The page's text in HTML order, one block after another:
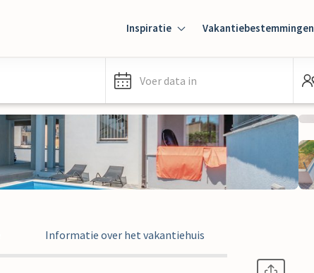
Inspiratie Vakantiebestemmingen
Voer data in
Informatie over het vakantiehuis